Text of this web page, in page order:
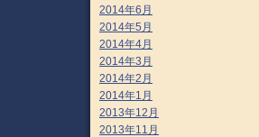
2014年6月
2014年5月
2014年4月
2014年3月
2014年2月
2014年1月
2013年12月
2013年11月